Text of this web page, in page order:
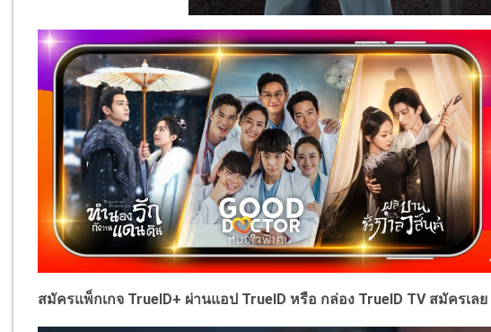
สมัครแพ็กเกจ TrueID+ ผ่านแอป TrueID หรือ กล่อง TrueID TV สมัครเลย